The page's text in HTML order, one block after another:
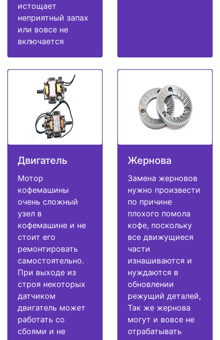
истощает
неприятный запах
или вовсе не
включается
Двигатель
Мотор
кофемашины
очень сложный
узел в
кофемашине и не
стоит его
ремонтировать
самостоятельно.
При выходе из
строя некоторых
датчиком
двигатель может
работать со
сбоями и не
Жернова
Замена жерновов
нужно произвести
по причине
плохого помола
кофе, поскольку
все движущиеся
части
изнашиваются и
нуждаются в
обновлении
режущий деталей,
Так же жернова
могут и вовсе не
отрабатывать